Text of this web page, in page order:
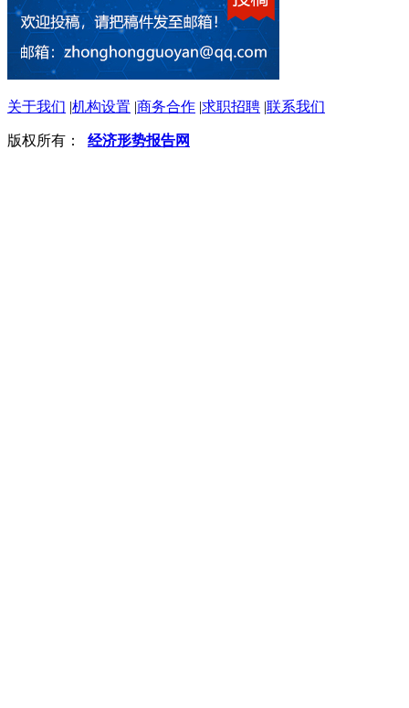
关于我们 |机构设置 |商务合作 |求职招聘 |联系我们
版权所有： 经济形势报告网